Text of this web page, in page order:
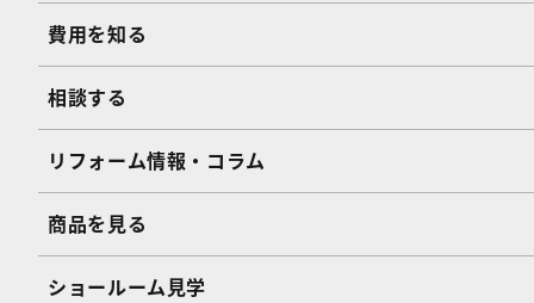
費用を知る
相談する
リフォーム情報・コラム
商品を見る
ショールーム見学